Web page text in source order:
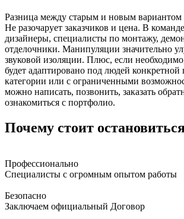
Разница между старым и новым вариантом
Не разочарует заказчиков и цена. В
дизайнеры, специалисты по монтажу,
отделочники. Манипуляции значительно
звуковой изоляции. Плюс, если
будет адаптировано под людей конкретной
категории или с ограниченными
можно написать, позвонить, заказать
ознакомиться с портфолио.
Почему стоит
Профессионально
Специалисты с огромным опытом работы
Безопасно
Заключаем официальный Договор